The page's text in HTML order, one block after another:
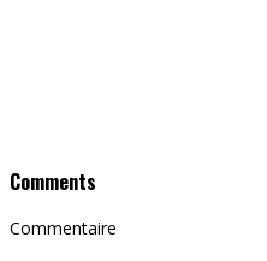
Comments
Commentaire